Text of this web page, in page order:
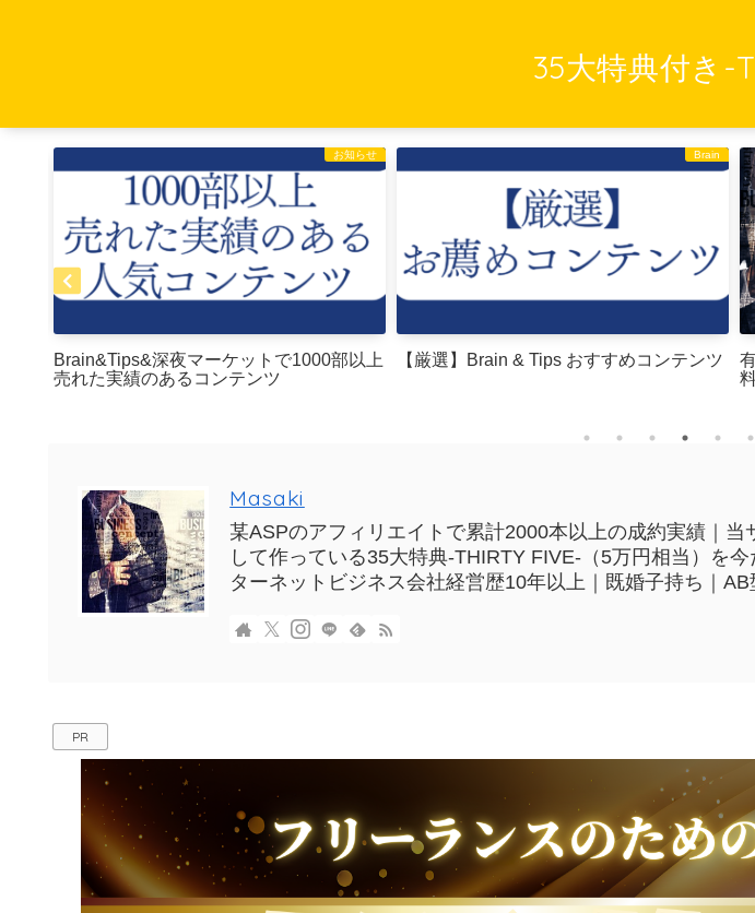
35大特典付き-
お知らせ
Brain&Tips&深夜マーケットで1000部以上
売れた実績のあるコンテンツ
Brain
【厳選】Brain & Tips おすすめコンテンツ
Masaki
某ASPのアフィリエイトで累計2000本以上の成約実績｜
して作っている35大特典-THIRTY FIVE-（5万円相当）を
ターネットビジネス会社経営歴10年以上｜既婚子持ち｜
PR